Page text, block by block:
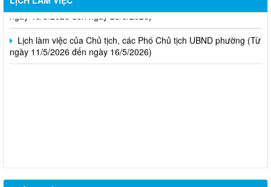
ngày 18/5/2026 đến ngày 23/5/2026)
Lịch làm việc của Chủ tịch, các Phó Chủ tịch UBND phường (Từ
ngày 11/5/2026 đến ngày 16/5/2026)